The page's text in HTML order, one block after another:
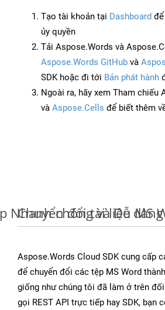
Tạo tài khoản tại Dashboard
ủy quyền
Tải Aspose.Words và
Aspose.Words GitHub và
SDK hoặc đi tới Bản phát hành
Ngoài ra, hãy xem Tham chiếu
và Aspose.Cells để biết thêm
Nhanh chóng và Dễ dàng
Chuyển đổi tài liệu MS
Aspose.Words Cloud SDK cung cấp
để chuyển đổi các tệp MS Word
giống như chúng tôi đã làm ở trên
gọi REST API trực tiếp hay SDK, bạn